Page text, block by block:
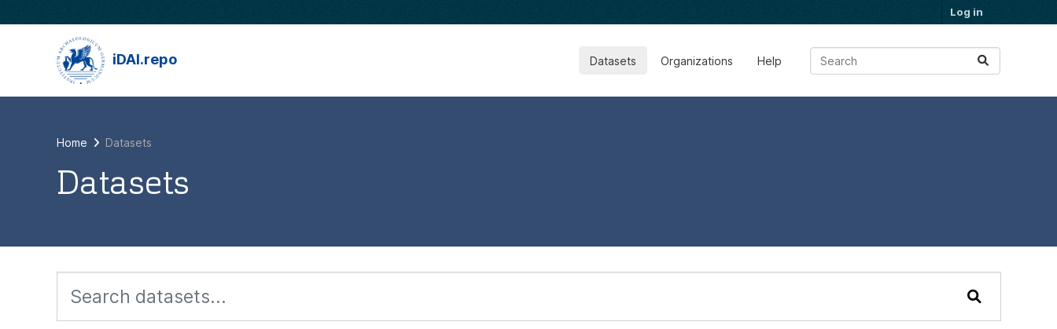
Log in
iDAI.repo Datasets Organizations Help
Home Datasets
Datasets